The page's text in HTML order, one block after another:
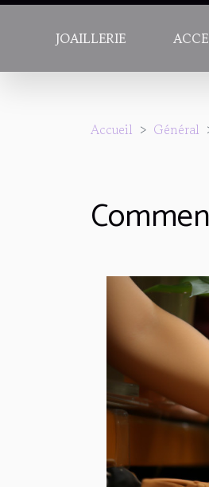
JOAILLERIE
Accueil Général